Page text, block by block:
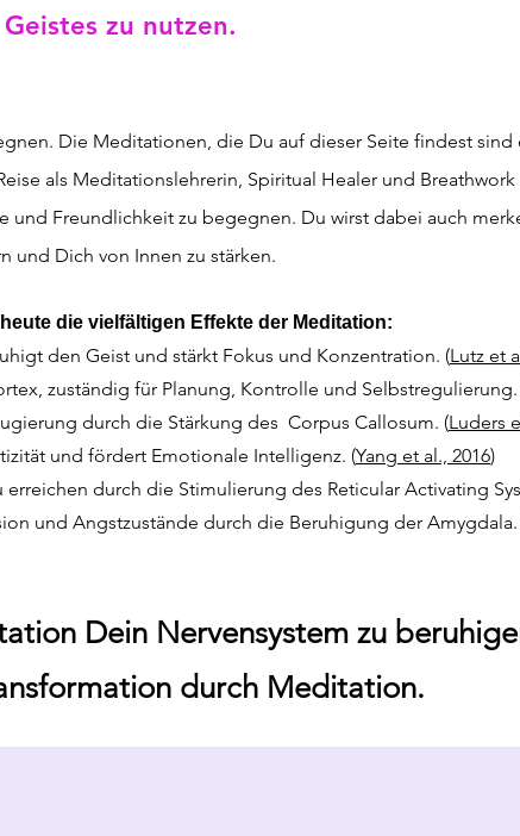
zu nutzen.
Die Meditationen, die Du auf dieser Seite findest
als Meditationslehrerin, Spiritual Healer und
und Freundlichkeit zu begegnen. Du wirst dabei auch
und Dich von Innen zu stärken.
die vielfältigen Effekte der Meditation:
den Geist und stärkt Fokus und Konzentration. (Lutz et
zuständig für Planung, Kontrolle und Selbstregulierung.
durch die Stärkung des Corpus Callosum. (Luders
und fördert Emotionale Intelligenz. (Yang et al., 2016)
durch die Stimulierung des Reticular Activating
und Angstzustände durch die Beruhigung der Amygdala.
Dein Nervensystem zu
durch Meditation.